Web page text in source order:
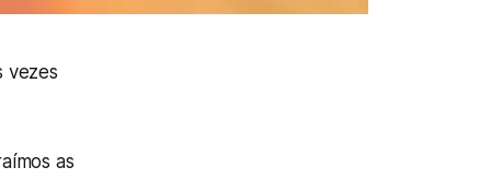
vezes
as